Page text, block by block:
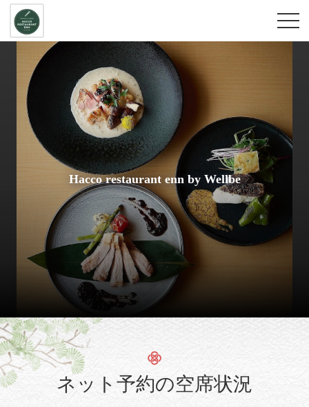
Hacco restaurant enn by Wellbe
ネット予約の空席状況